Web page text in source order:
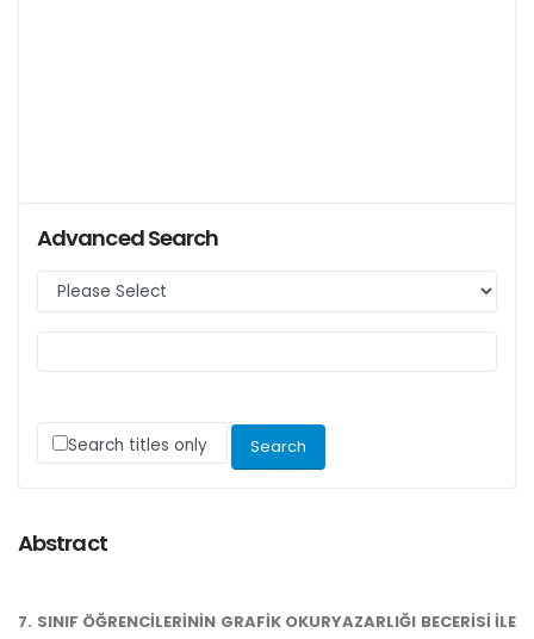
Advanced Search
Search titles only
Abstract
7. SINIF ÖĞRENCİLERİNİN GRAFİK OKURYAZARLIĞI BECERİSİ İLE